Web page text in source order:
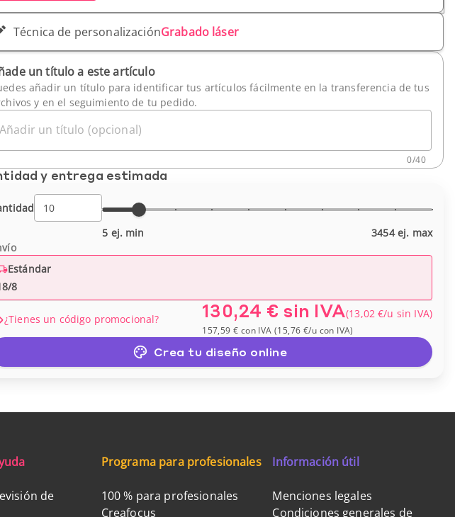
Técnica de personalizaciónGrabado láser
un título a este artículo
añadir un título para identificar tus artículos fácilmente en la transferencia de tus
y en el seguimiento de tu pedido.
Añadir un título (opcional)
0/40
y entrega estimada
5 ej. min
3454 ej. max
Estándar
8
¿Tienes un código promocional? 130,24 € sin IVA(13,02 €/u sin IVA)
157,59 € con IVA (15,76 €/u con IVA)
Crea tu diseño online
de
Programa para profesionales
100 % para profesionales
Creafocus
Información útil
Menciones legales
Condiciones generales de